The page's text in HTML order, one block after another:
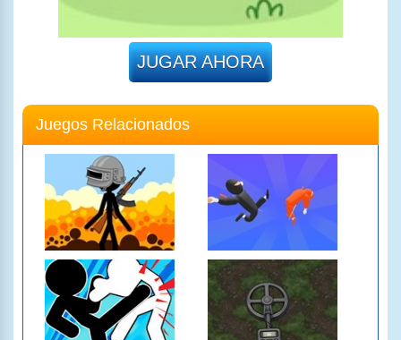
JUGAR AHORA
Juegos Relacionados